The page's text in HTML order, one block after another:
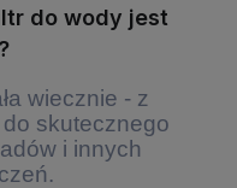
do wody jest
wiecznie - z
skutecznego
i innych